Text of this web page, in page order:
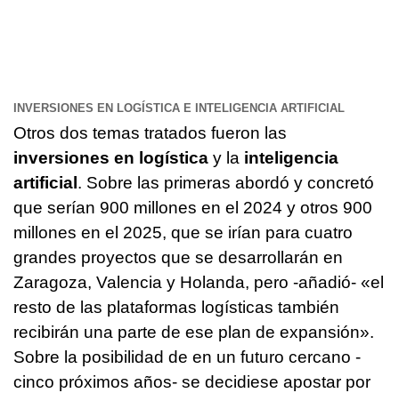
INVERSIONES EN LOGÍSTICA E INTELIGENCIA ARTIFICIAL
Otros dos temas tratados fueron las
inversiones en logística y la inteligencia
artificial . Sobre las primeras abordó y concretó
que serían 900 millones en el 2024 y otros 900
millones en el 2025, que se irían para cuatro
grandes proyectos que se desarrollarán en
Zaragoza, Valencia y Holanda, pero -añadió- «el
resto de las plataformas logísticas también
recibirán una parte de ese plan de expansión».
Sobre la posibilidad de en un futuro cercano -
cinco próximos años- se decidiese apostar por